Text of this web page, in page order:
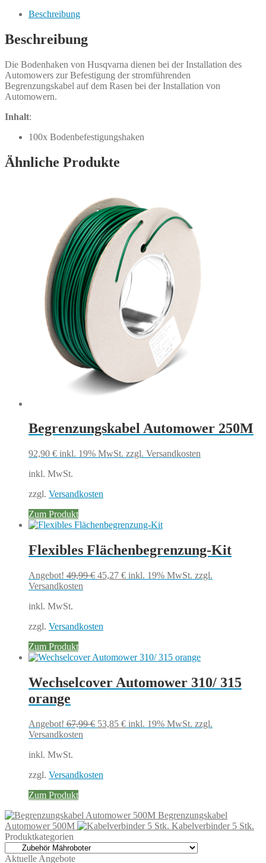
Beschreibung
Beschreibung
Die Bodenhaken von Husqvarna dienen bei der Installation des
Automowers zur Befestigung der stromführenden
Begrenzungskabel auf dem Rasen bei der Installation von
Automowern.
Inhalt:
100x Bodenbefestigungshaken
Ähnliche Produkte
Begrenzungskabel Automower 250M
92,90 € inkl. 19% MwSt. zzgl. Versandkosten
inkl. MwSt.
zzgl. Versandkosten
Zum Produkt
Flexibles Flächenbegrenzung-Kit
Angebot! 49,99€ Ursprünglicher
45,27 €Aktueller
inkl. 19% MwSt. zzgl.
Versandkosten
inkl. MwSt.
zzgl. Versandkosten
Zum Produkt
Wechselcover Automower 310/ 315
orange
Angebot! 67,99€ Ursprünglicher
53,85 €Aktueller
inkl. 19% MwSt. zzgl.
Versandkosten
inkl. MwSt.
zzgl. Versandkosten
Zum Produkt
Begrenzungskabel
Automower 500M
Kabelverbinder 5 Stk.
Produktkategorien
Aktuelle Angebote